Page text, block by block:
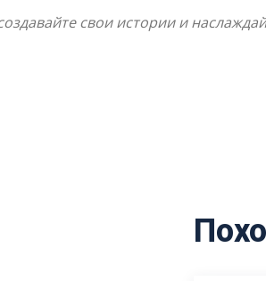
свои истории и